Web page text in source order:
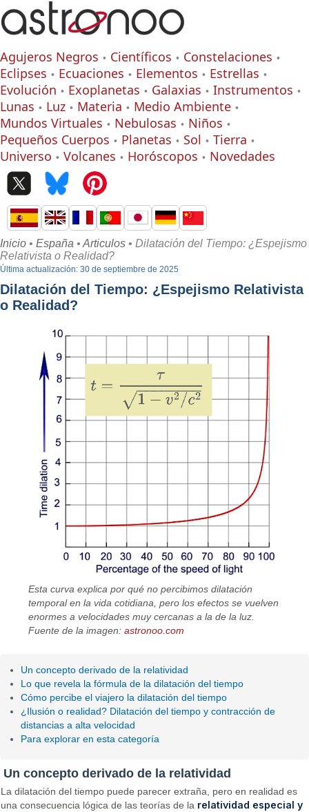
Agujeros Negros Científicos
Constelaciones
Eclipses
Ecuaciones Elementos
Estrellas
Evolución
Exoplanetas Galaxias
Instrumentos
Lunas
Luz Materia
Medio Ambiente
Mundos Virtuales
Nebulosas
Niños
Pequeños Cuerpos
Planetas Sol
Tierra
Universo
Volcanes Horóscopos Novedades
Inicio • España • Articulos • Dilatación del Tiempo: ¿Espejismo
Relativista o Realidad?
Última actualización: 30 de septiembre de 2025
Dilatación del Tiempo: ¿Espejismo Relativista
o Realidad?
Esta curva explica por qué no percibimos dilatación
temporal en la vida cotidiana, pero los efectos se vuelven
enormes a velocidades muy cercanas a la de la luz.
Fuente de la imagen:astronoo.com
Un concepto derivado de la relatividad
Lo que revela la fórmula de la dilatación del tiempo
Cómo percibe el viajero la dilatación del tiempo
¿Ilusión o realidad? Dilatación del tiempo y contracción de
distancias a alta velocidad
Para explorar en esta categoría
Un concepto derivado de la relatividad
La dilatación del tiempo puede parecer extraña, pero en realidad es
una consecuencia lógica de las teorías de la relatividad especial y